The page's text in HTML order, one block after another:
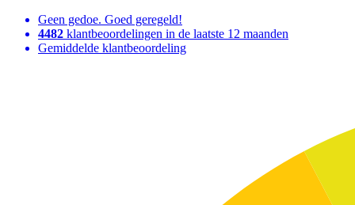
Geen gedoe. Goed geregeld!
4482 klantbeoordelingen in de laatste 12 maanden
Gemiddelde klantbeoordeling